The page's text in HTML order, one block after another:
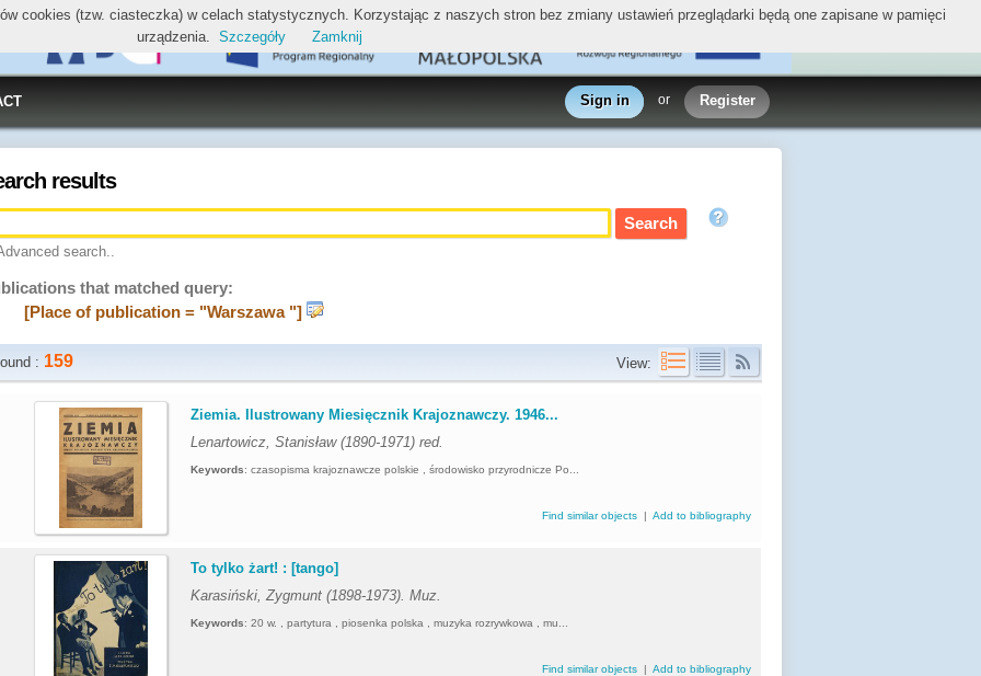
Sign in or Register
results
search..
that matched query:
[Place of publication = "Warszawa "]
: 159 View:
Ziemia. Ilustrowany Miesięcznik Krajoznawczy. 1946...
Lenartowicz, Stanisław (1890-1971) red.
Keywords:czasopisma krajoznawcze polskie , środowisko przyrodnicze Po...
Find similar objects |Add to bibliography
To tylko żart! : [tango]
Karasiński, Zygmunt (1898-1973). Muz.
Keywords:20 w. , partytura , piosenka polska , muzyka rozrywkowa , mu...
Find similar objects |Add to bibliography
cookies (tzw. ciasteczka) w celach statystycznych. Korzystając z naszych stron bez zmiany ustawień przeglądarki będą one zapisane w pamięci
urządzenia. Szczegóły Zamknij